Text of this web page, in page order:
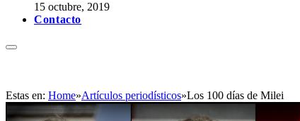
15 octubre, 2019
Contacto
Estas en: Home»Artículos periodísticos»Los 100 días de Milei